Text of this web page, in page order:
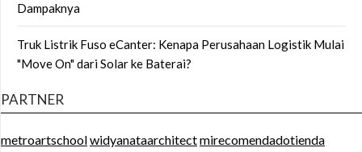
Dampaknya
Truk Listrik Fuso eCanter: Kenapa Perusahaan Logistik Mulai
"Move On" dari Solar ke Baterai?
PARTNER
metroartschoolwidyanataarchitectmirecomendadotienda